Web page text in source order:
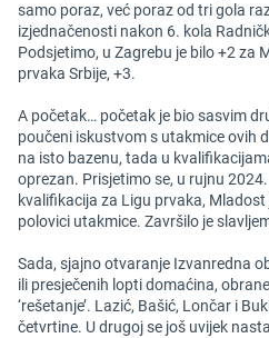
samo poraz, već poraz od tri gola
izjednačenosti nakon 6. kola
Podsjetimo, u Zagrebu je bilo +2 za
prvaka Srbije, +3.
A početak… početak je bio sasvim
poučeni iskustvom s utakmice ovih
na isto bazenu, tada u
oprezan. Prisjetimo se, u rujnu
kvalifikacija za Ligu prvaka, Mladost
polovici utakmice. Završilo je
Sada, sjajno otvaranje Izvanredna
ili presječenih lopti domaćina,
‘rešetanje’. Lazić, Bašić, Lončar i
četvrtine. U drugoj se još uvijek